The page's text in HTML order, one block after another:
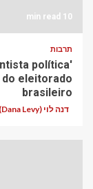
10 min read
תרבות
política
eleitorado
brasileiro
דנה לוי (Dana Levy)